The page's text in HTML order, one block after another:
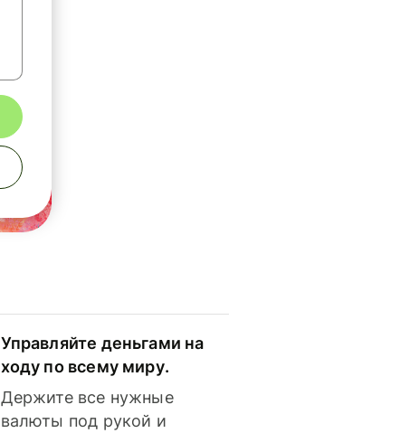
Управляйте деньгами на
ходу по всему миру.
Держите все нужные
валюты под рукой и